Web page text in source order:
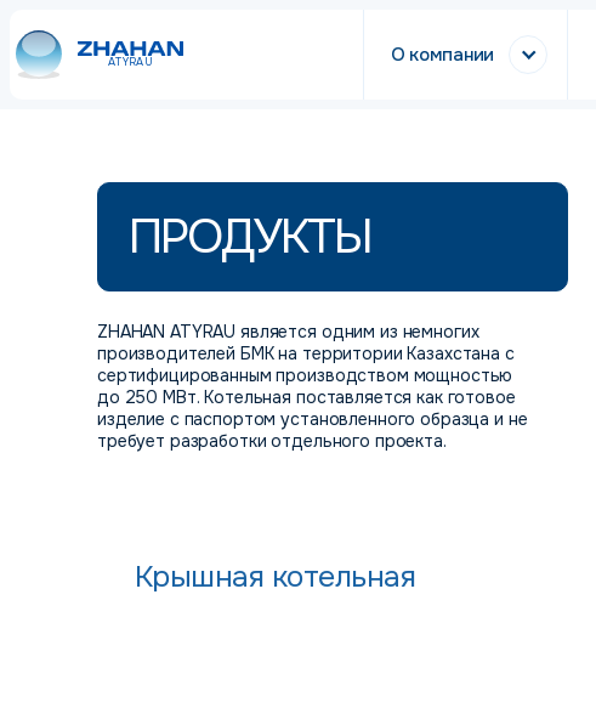
ATYRAU О компании
ПРОДУКТЫ
ZHAHAN ATYRAU является одним из немногих
производителей БМК на территории Казахстана с
сертифицированным производством мощностью
до 250 МВт. Котельная поставляется как готовое
изделие с паспортом установленного образца и не
требует разработки отдельного проекта.
Крышная котельная